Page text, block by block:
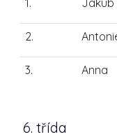
2.
3. Anna
6. třída